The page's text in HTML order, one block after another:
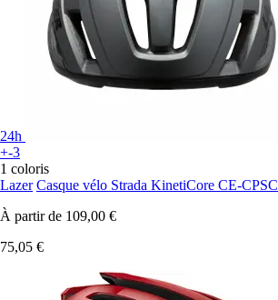
24h
+-3
1 coloris
Lazer Casque vélo Strada KinetiCore CE-CPSC
À partir de 109,00 €
75,05 €